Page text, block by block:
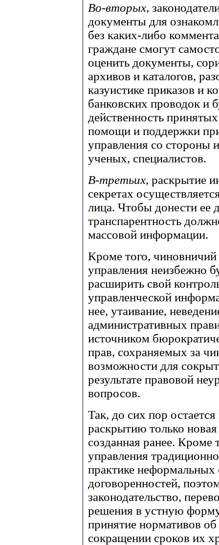
Во-вторых,
документы для
без каких-либо
граждане смогут
оценить документы,
архивов и каталогов,
казуистике приказов и
банковских проводок и
действенность
помощи и поддержки
управления со стороны
ученых, специалистов.
В-третьих, раскрытие
секретах
лица. Чтобы донести ее
транспарентность
массовой информации.
Кроме того, чиновничий
управления неизбежно
расширить свой
управленческой
нее, утаивание,
административных
источником
прав, сохраняемых за
возможности для
результате правовой
вопросов.
Так, до сих пор
раскрытию только
созданная ранее. Кроме
управления
практике
договоренностей,
законодательство,
решения в устную
принятие нормативов
сокращении сроков их